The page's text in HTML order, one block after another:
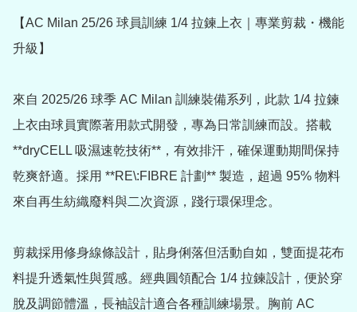
【AC Milan 25/26 球員訓練 1/4 拉鍊上衣｜專業剪裁・機能
升級】
來自 2025/26 球季 AC Milan 訓練裝備系列，此款 1/4 拉鍊
上衣由球員實際著用款式開發，專為日常訓練而設。搭載
**dryCELL 吸濕速乾技術**，有效排汗，確保運動期間保持
乾爽舒適。採用 **RE\:FIBRE 計劃** 製造，超過 95% 物料
來自再生紡織廢料與二次資源，踐行環保理念。
剪裁採用修身線條設計，貼身俐落但活動自如，雙面提花布
料提升透氣性與質感。經典圓領配合 1/4 拉鍊設計，便於穿
脫及調節體溫，長袖設計適合各種訓練場景。胸前 AC